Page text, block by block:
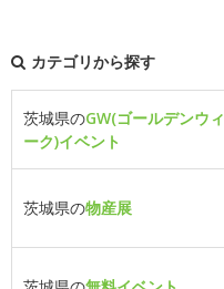
カテゴリから探す
茨城県のGW(ゴールデンウィ
ーク)イベント
茨城県の物産展